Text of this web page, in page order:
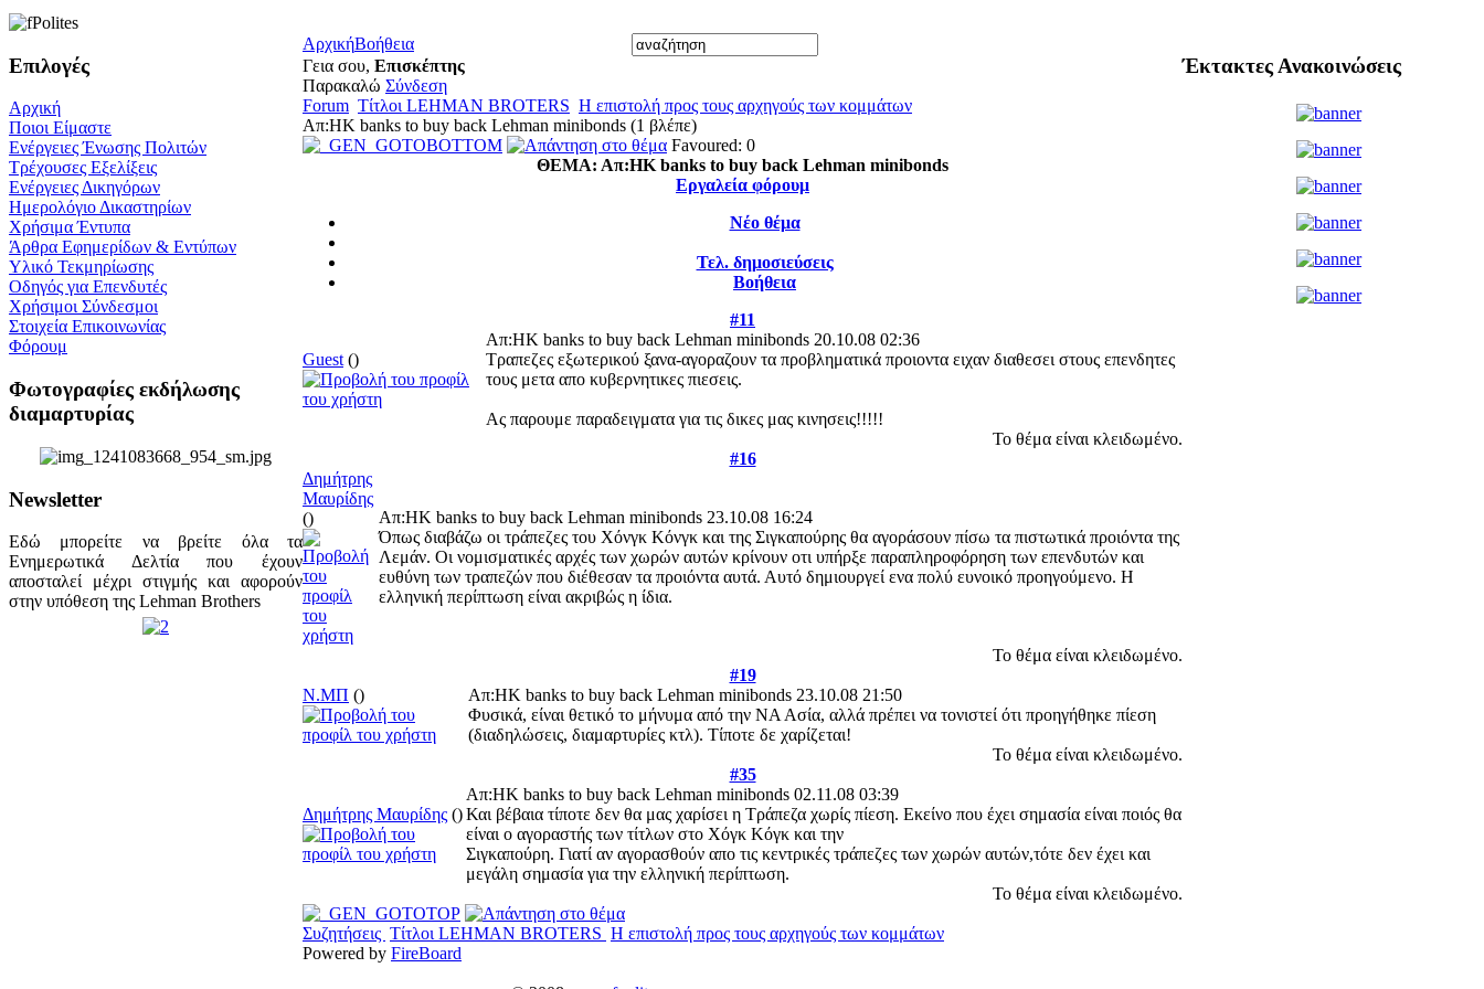
Επιλογές
Αρχική
Ποιοι Είμαστε
Ενέργειες Ένωσης Πολιτών
Τρέχουσες Εξελίξεις
Ενέργειες Δικηγόρων
Ημερολόγιο Δικαστηρίων
Χρήσιμα Έντυπα
Άρθρα Εφημερίδων & Εντύπων
Υλικό Τεκμηρίωσης
Οδηγός για Επενδυτές
Χρήσιμοι Σύνδεσμοι
Στοιχεία Επικοινωνίας
Φόρουμ
Φωτογραφίες εκδήλωσης
διαμαρτυρίας
Newsletter
Εδώ μπορείτε να βρείτε όλα τα
Ενημερωτικά Δελτία που έχουν
αποσταλεί μέχρι στιγμής και αφορούν
στην υπόθεση της Lehman Brothers
ΑρχικήΒοήθεια
Γεια σου, Επισκέπτης
Παρακαλώ Σύνδεση
Forum Τίτλοι LEHMAN BROTERS Η επιστολή προς τους αρχηγούς των κομμάτων
Απ:HK banks to buy back Lehman minibonds (1 βλέπε)
Favoured: 0
ΘΕΜΑ: Απ:HK banks to buy back Lehman minibonds
Εργαλεία φόρουμ
Νέο θέμα
Τελ. δημοσιεύσεις
Βοήθεια
#11
Guest ()
Απ:HK banks to buy back Lehman minibonds 20.10.08 02:36
Τραπεζες εξωτερικού ξανα-αγοραζουν τα προβληματικά προιοντα ειχαν διαθεσει στους επενδητες
τους μετα απο κυβερνητικες πιεσεις.
Ας παρουμε παραδειγματα για τις δικες μας κινησεις!!!!!
Το θέμα είναι κλειδωμένο.
#16
Δημήτρης
Μαυρίδης
()
Απ:HK banks to buy back Lehman minibonds 23.10.08 16:24
Όπως διαβάζω οι τράπεζες του Χόνγκ Κόνγκ και της Σιγκαπούρης θα αγοράσουν πίσω τα πιστωτικά προιόντα της
Λεμάν. Οι νομισματικές αρχές των χωρών αυτών κρίνουν οτι υπήρξε παραπληροφόρηση των επενδυτών και
ευθύνη των τραπεζών που διέθεσαν τα προιόντα αυτά. Αυτό δημιουργεί ενα πολύ ευνοικό προηγούμενο. Η
ελληνική περίπτωση είναι ακριβώς η ίδια.
Το θέμα είναι κλειδωμένο.
#19
Ν.ΜΠ () Απ:HK banks to buy back Lehman minibonds 23.10.08 21:50
Φυσικά, είναι θετικό το μήνυμα από την ΝΑ Ασία, αλλά πρέπει να τονιστεί ότι προηγήθηκε πίεση
(διαδηλώσεις, διαμαρτυρίες κτλ). Τίποτε δε χαρίζεται!
Το θέμα είναι κλειδωμένο.
#35
Δημήτρης Μαυρίδης ()
Απ:HK banks to buy back Lehman minibonds 02.11.08 03:39
Και βέβαια τίποτε δεν θα μας χαρίσει η Τράπεζα χωρίς πίεση. Εκείνο που έχει σημασία είναι ποιός θα
είναι ο αγοραστής των τίτλων στο Χόγκ Κόγκ και την
Σιγκαπούρη. Γιατί αν αγορασθούν απο τις κεντρικές τράπεζες των χωρών αυτών,τότε δεν έχει και
μεγάλη σημασία για την ελληνική περίπτωση.
Το θέμα είναι κλειδωμένο.
Συζητήσεις Τίτλοι LEHMAN BROTERS Η επιστολή προς τους αρχηγούς των κομμάτων
Powered by FireBoard
Έκτακτες Ανακοινώσεις